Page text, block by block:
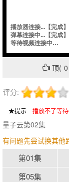
顶( 0
评分:
★提示 播放不了等
量子云第02集
有问题先尝试换其
第01集
第05集